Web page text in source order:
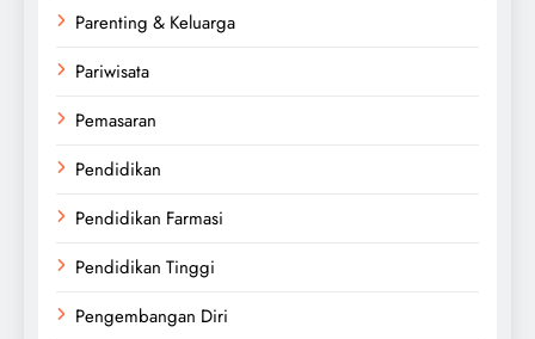
Parenting & Keluarga
Pariwisata
Pemasaran
Pendidikan
Pendidikan Farmasi
Pendidikan Tinggi
Pengembangan Diri